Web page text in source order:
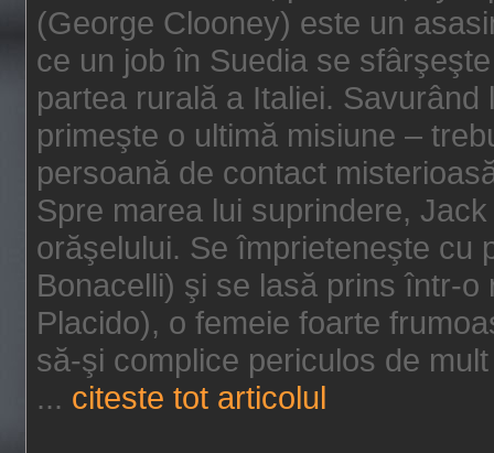
(George Clooney) este un
ce un job în Suedia se
partea rurală a Italiei.
primeşte o ultimă misiune –
persoană de contact
Spre marea lui suprindere,
orăşelului. Se împrieteneşte cu
Bonacelli) şi se lasă prins într-
Placido), o femeie foarte
să-şi complice periculos de
... citeste tot articolul